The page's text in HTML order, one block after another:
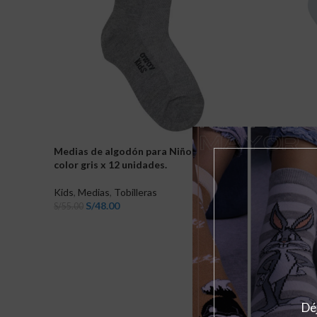
Medias de algodón para Niños tobilleras
color gris x 12 unidades.
Kids, Medias, Tobilleras
S/48.00
Medias
con
Kids
S/ 55.00 S/
AÑADIR